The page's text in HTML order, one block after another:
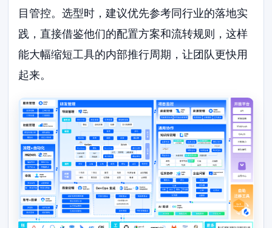
目管控。选型时，建议优先参考同行业的落地实
践，直接借鉴他们的配置方案和流转规则，这样
能大幅缩短工具的内部推行周期，让团队更快用
起来。